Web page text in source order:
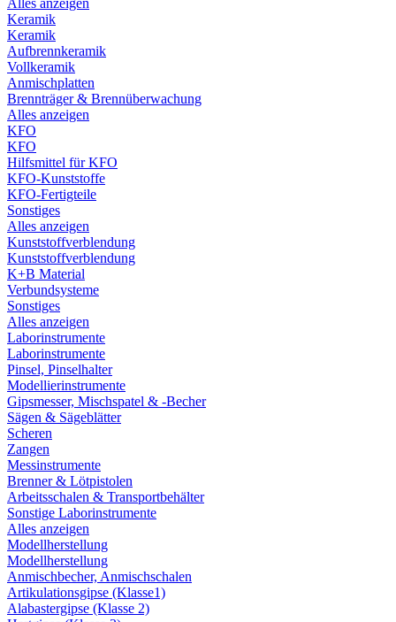
Alles anzeigen
Keramik
Keramik
Aufbrennkeramik
Vollkeramik
Anmischplatten
Brennträger & Brennüberwachung
Alles anzeigen
KFO
KFO
Hilfsmittel für KFO
KFO-Kunststoffe
KFO-Fertigteile
Sonstiges
Alles anzeigen
Kunststoffverblendung
Kunststoffverblendung
K+B Material
Verbundsysteme
Sonstiges
Alles anzeigen
Laborinstrumente
Laborinstrumente
Pinsel, Pinselhalter
Modellierinstrumente
Gipsmesser, Mischspatel & -Becher
Sägen & Sägeblätter
Scheren
Zangen
Messinstrumente
Brenner & Lötpistolen
Arbeitsschalen & Transportbehälter
Sonstige Laborinstrumente
Alles anzeigen
Modellherstellung
Modellherstellung
Anmischbecher, Anmischschalen
Artikulationsgipse (Klasse1)
Alabastergipse (Klasse 2)